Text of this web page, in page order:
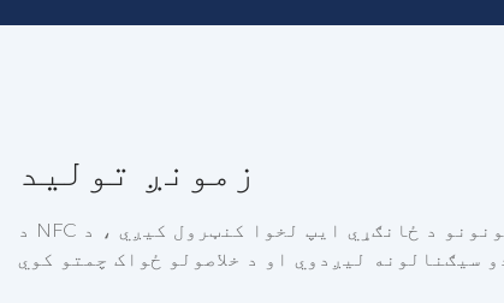
زمونږ تولید
د NFC پیډ لاک د سمارټ فونونو د ځانګړي ایپ لخوا کنټرول کیږي ، د NFC سینس